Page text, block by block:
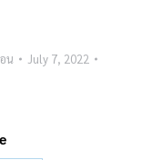
น
July 7, 2022